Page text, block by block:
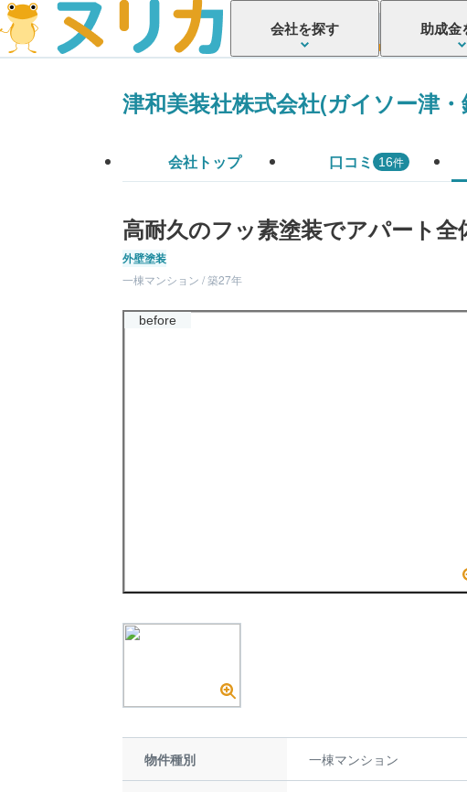
会社を探す 助成金
津和美装社株式会社(ガイソー津
会社トップ 口コミ 16件
高耐久のフッ素塗装でアパート全
外壁塗装
一棟マンション / 築27年
before
物件種別 一棟マンション